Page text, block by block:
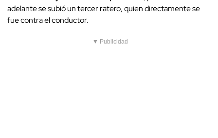
adelante se subió un tercer ratero, quien directamente se
fue contra el conductor.
▼ Publicidad